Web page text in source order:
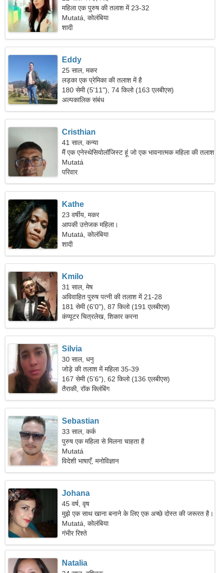
महिला एक पुरुष की तलाश में 23-32
Mutatá, कोलंबिया
शादी
Eddy
25 साल, मकर
लड़का एक प्रेमिका की तलाश में है
180 सेमी (5'11"), 74 किलो (163 एलबीएस)
अल्पकालिक संबंध
Cristhian
41 साल, कन्या
मैं एक एनेस्थेसियोलॉजिस्ट हूं जो एक भावनात्मक महिला की तलाश
में है।
Mutatá
परिवार
Kathe
23 वर्षीय, मकर
आपकी उत्तेजक महिला।
Mutatá, कोलंबिया
शादी
Kmilo
31 साल, मेष
अविवाहित पुरुष पत्नी की तलाश में 21-28
181 सेमी (6'0"), 87 किलो (191 एलबीएस)
कंप्यूटर चित्रलेख, शिकार करना
Silvia
30 साल, धनु
जोड़े की तलाश में महिला 35-39
167 सेमी (5'6"), 62 किलो (136 एलबीएस)
तैराकी, रॉक क्लिंबिंग
Sebastian
33 साल, कर्क
पुरुष एक महिला से मिलना चाहता है
Mutatá
विदेशी भाषाएँ, मनोविज्ञान
Johana
45 वर्ष, वृष
मुझे एक साथ खाना बनाने के लिए एक अच्छे दोस्त की जरूरत है।
Mutatá, कोलंबिया
गंभीर रिश्ते
Natalia